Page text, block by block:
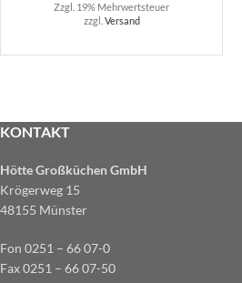
Zzgl. 19% Mehrwertsteuer
zzgl. Versand
KONTAKT
Hötte Großküchen GmbH
Krögerweg 15
48155 Münster
Fon 0251 – 66 07-0
Fax 0251 – 66 07-50